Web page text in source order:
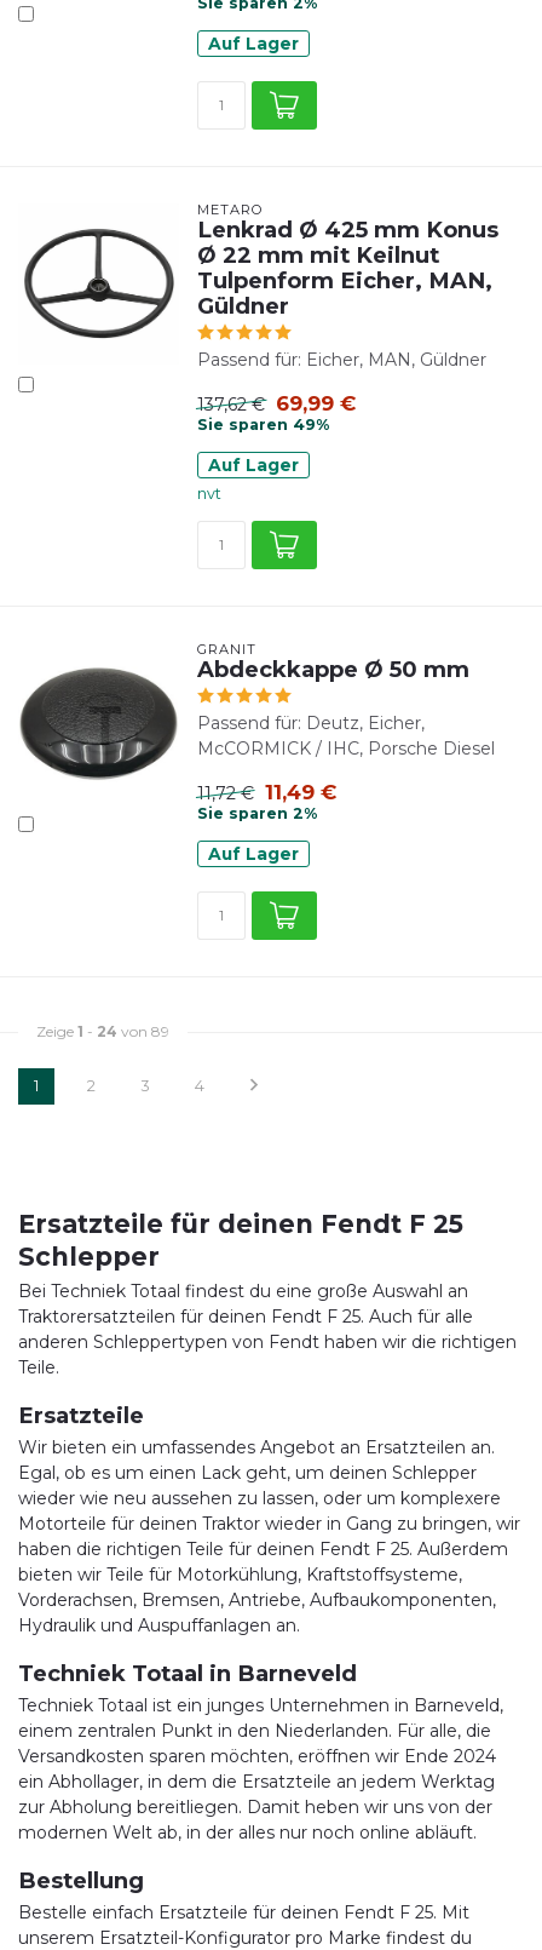
Auf Lager
METARO
Lenkrad Ø 425 mm Konus
Ø 22 mm mit Keilnut
Tulpenform Eicher, MAN,
Güldner
Passend für: Eicher, MAN, Güldner
137,62 € 69,99 €
Sie sparen 49%
Auf Lager
nvt
GRANIT
Abdeckkappe Ø 50 mm
Passend für: Deutz, Eicher,
McCORMICK / IHC, Porsche Diesel
11,72 € 11,49 €
Sie sparen 2%
Auf Lager
Zeige 1 - 24 von 89
1 2 3 4
Ersatzteile für deinen Fendt F 25
Schlepper
Bei Techniek Totaal findest du eine große Auswahl an
Traktorersatzteilen für deinen Fendt F 25. Auch für alle
anderen Schleppertypen von Fendt haben wir die richtigen
Teile.
Ersatzteile
Wir bieten ein umfassendes Angebot an Ersatzteilen an.
Egal, ob es um einen Lack geht, um deinen Schlepper
wieder wie neu aussehen zu lassen, oder um komplexere
Motorteile für deinen Traktor wieder in Gang zu bringen, wir
haben die richtigen Teile für deinen Fendt F 25. Außerdem
bieten wir Teile für Motorkühlung, Kraftstoffsysteme,
Vorderachsen, Bremsen, Antriebe, Aufbaukomponenten,
Hydraulik und Auspuffanlagen an.
Techniek Totaal in Barneveld
Techniek Totaal ist ein junges Unternehmen in Barneveld,
einem zentralen Punkt in den Niederlanden. Für alle, die
Versandkosten sparen möchten, eröffnen wir Ende 2024
ein Abhollager, in dem die Ersatzteile an jedem Werktag
zur Abholung bereitliegen. Damit heben wir uns von der
modernen Welt ab, in der alles nur noch online abläuft.
Bestellung
Bestelle einfach Ersatzteile für deinen Fendt F 25. Mit
unserem Ersatzteil-Konfigurator pro Marke findest du